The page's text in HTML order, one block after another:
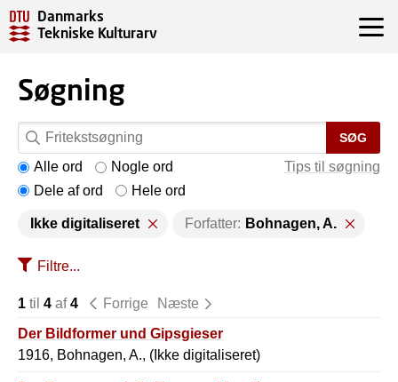
Danmarks
Tekniske Kulturarv
Søgning
SØG
Tips til søgning
Alle ord
Nogle ord
Dele af ord
Hele ord
Ikke digitaliseret Forfatter: Bohnagen, A.
Filtre...
1 til 4 af4 Forrige
Næste
Der Bildformer und Gipsgieser
1916, Bohnagen, A., (Ikke digitaliseret)